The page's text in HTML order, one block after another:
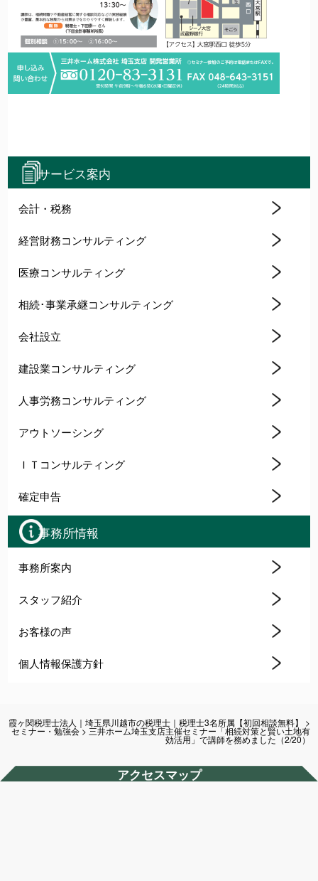
サービス案内
会計・税務
経営財務コンサルティング
医療コンサルティング
相続･事業承継コンサルティング
会社設立
建設業コンサルティング
人事労務コンサルティング
アウトソーシング
ＩＴコンサルティング
確定申告
事務所情報
事務所案内
スタッフ紹介
お客様の声
個人情報保護方針
霞ヶ関税理士法人｜埼玉県川越市の税理士｜税理士3名所属【初回相談無料】 >
セミナー・勉強会> 三井ホーム埼玉支店主催セミナー「相続対策と賢い土地有
効活用」で講師を務めました（2/20）
アクセスマップ